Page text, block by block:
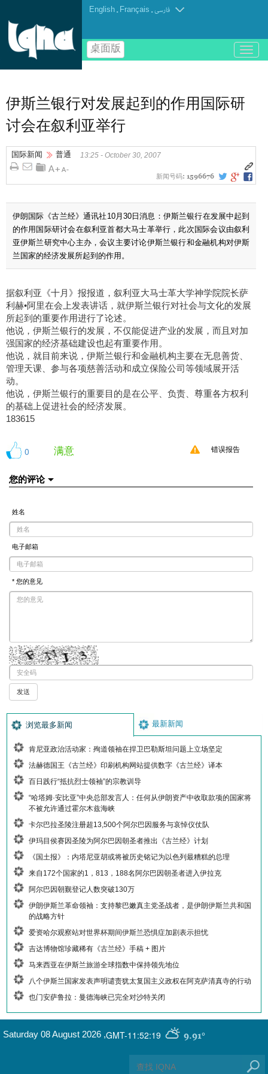
English . Français .فارسی
桌面版
باز
و
伊斯兰银行对发展起到的作用国际研
讨会在叙利亚举行
国际新闻 普通 13:25 - October 30, 2007
新闻号码: 1596676
伊朗国际《古兰经》通讯社10月30日消息：伊斯兰银行在发展中起到
的作用国际研讨会在叙利亚首都大马士革举行，此次国际会议由叙利
亚伊斯兰研究中心主办，会议主要讨论伊斯兰银行和金融机构对伊斯
兰国家的经济发展所起到的作用。
据叙利亚《十月》报报道，叙利亚大马士革大学神学院院长萨
利赫•阿里在会上发表讲话，就伊斯兰银行对社会与文化的发展
所起到的重要作用进行了论述。
他说，伊斯兰银行的发展，不仅能促进产业的发展，而且对加
强国家的经济基础建设也起有重要作用。
他说，就目前来说，伊斯兰银行和金融机构主要在无息善货、
管理天课、参与各项慈善活动和成立保险公司等领域展开活
动。
他说，伊斯兰银行的重要目的是在公平、负责、尊重各方权利
的基础上促进社会的经济发展。
183615
0 满意 错误报告
您的评论
姓名
电子邮箱
* 您的意见
浏览最多新闻 最新新闻
肯尼亚政治活动家：殉道领袖在捍卫巴勒斯坦问题上立场坚定
法赫德国王《古兰经》印刷机构网站提供数字《古兰经》译本
百日践行“抵抗烈士领袖”的宗教训导
“哈塔姆·安比亚”中央总部发言人：任何从伊朗资产中收取款项的国家将
不被允许通过霍尔木兹海峡
卡尔巴拉圣陵注册超13,500个阿尔巴因服务与哀悼仪仗队
伊玛目侯赛因圣陵为阿尔巴因朝圣者推出《古兰经》计划
《国土报》：内塔尼亚胡或将被历史铭记为以色列最糟糕的总理
来自172个国家的1，813，188名阿尔巴因朝圣者进入伊拉克
阿尔巴因朝觐登记人数突破130万
伊朗伊斯兰革命领袖：支持黎巴嫩真主党圣战者，是伊朗伊斯兰共和国
的战略方针
爱资哈尔观察站对世界杯期间伊斯兰恐惧症加剧表示担忧
吉达博物馆珍藏稀有《古兰经》手稿 + 图片
马来西亚在伊斯兰旅游全球指数中保持领先地位
八个伊斯兰国家发表声明谴责犹太复国主义政权在阿克萨清真寺的行动
也门安萨鲁拉：曼德海峡已完全对沙特关闭
GMT-11:52:19 9.91°
Saturday 08 August 2026 ,